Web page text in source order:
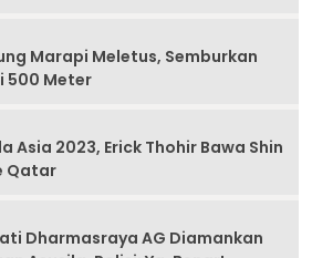
Marapi Meletus, Semburkan
500 Meter
Asia 2023, Erick Thohir Bawa Shin
Qatar
Dharmasraya AG Diamankan